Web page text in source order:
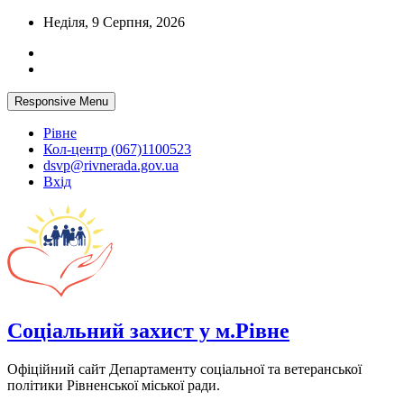
Skip
content
Неділя, 9 Серпня, 2026
Responsive Menu
Рівне
Кол-центр (067)1100523
dsvp@rivnerada.gov.ua
Вхід
Соціальний захист у м.Рівне
Офіційний сайт Департаменту соціальної та ветеранської
політики Рівненської міської ради.